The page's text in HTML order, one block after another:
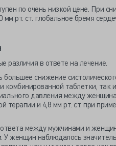
по очень низкой цене. При
рт. ст. глобальное бремя
различия в ответе на лечение.
снижение
комбинированной таблетки, так
давления между
терапии и 4,8 мм рт. ст. при
между мужчинами и
У женщин наблюдалось